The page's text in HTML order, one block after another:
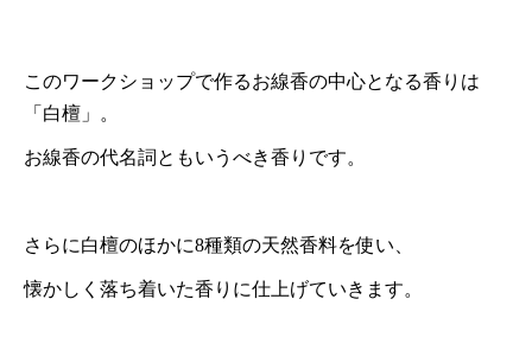
このワークショップで作るお線香の中心となる香りは
「白檀」。
お線香の代名詞ともいうべき香りです。
さらに白檀のほかに8種類の天然香料を使い、
懐かしく落ち着いた香りに仕上げていきます。